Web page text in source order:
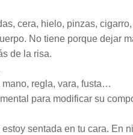
cera, hielo, pinzas, cigarro,
No tiene porque dejar
de la risa.
regla, vara, fusta…
para modificar su
sentada en tu cara.